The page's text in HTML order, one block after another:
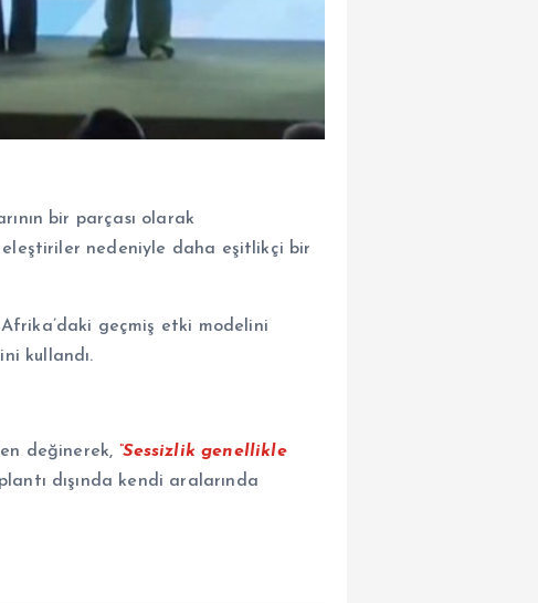
bir parçası olarak
nedeniyle daha eşitlikçi bir
geçmiş etki modelini
kullandı.
değinerek, “Sessizlik genellikle
dışında kendi aralarında